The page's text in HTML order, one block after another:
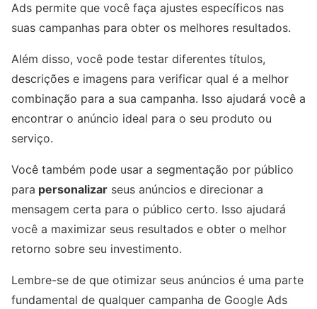
Ads permite que você faça ajustes específicos nas
suas campanhas para obter os melhores resultados.
Além disso, você pode testar diferentes títulos,
descrições e imagens para verificar qual é a melhor
combinação para a sua campanha. Isso ajudará você a
encontrar o anúncio ideal para o seu produto ou
serviço.
Você também pode usar a segmentação por público
para personalizar seus anúncios e direcionar a
mensagem certa para o público certo. Isso ajudará
você a maximizar seus resultados e obter o melhor
retorno sobre seu investimento.
Lembre-se de que otimizar seus anúncios é uma parte
fundamental de qualquer campanha de Google Ads